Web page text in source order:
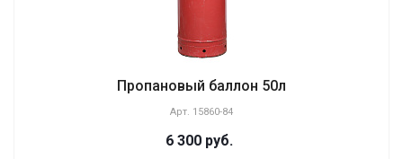
Пропановый баллон 50л
Арт. 15860-84
6 300 руб.